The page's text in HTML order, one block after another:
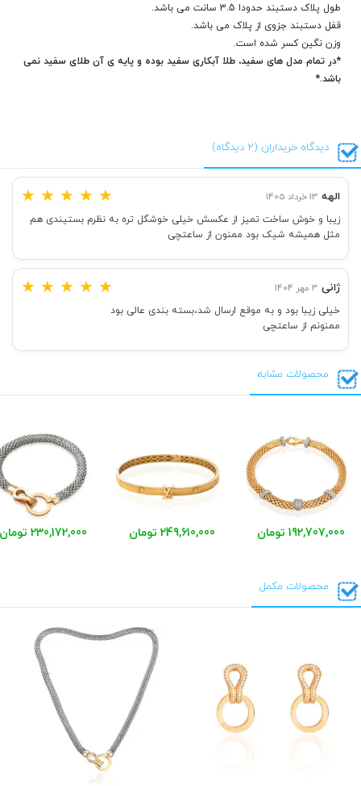
طول پلاک دستبند حدودا 3.5 سانت می باشد.
قفل دستبند جزوی از پلاک می باشد.
وزن نگین کسر شده است.
*در تمام مدل های سفید، طلا آبکاری سفید بوده و پایه ی آن طلای سفید نمی
باشد.*
دیدگاه خریداران (2 دیدگاه)
الهه 13 خرداد 1405 ★ ★ ★ ★ ★
زیبا و خوش ساخت تمیز از عکسش خیلی خوشگل تره به نظرم بستیندی هم
مثل همیشه شیک بود ممنون از ساعتچی
ژانی 3 مهر 1404 ★ ★ ★ ★ ★
خیلی زیبا بود و به موقع ارسال شد،بسته بندی عالی بود
ممنونم از ساعتچی
محصولات مشابه
192,707,000 تومان 249,610,000 تومان 230,172,000 تومان
محصولات مکمل